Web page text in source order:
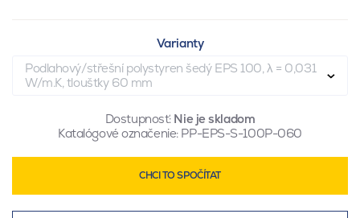
Varianty
Podlahový/střešní polystyren šedý EPS 100, λ = 0,031
W/m.K, tloušťky 60 mm
Dostupnosť: Nie je skladom
Katalógové označenie: PP-EPS-S-100P-060
CHCI TO SPOČÍTAT